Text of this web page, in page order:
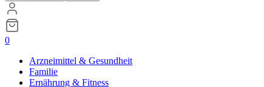
0
Arzneimittel & Gesundheit
Familie
Ernährung & Fitness